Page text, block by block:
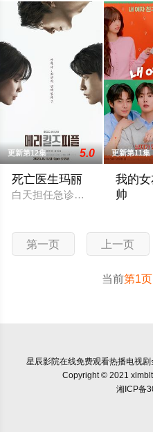
更新第12集 5.0
死亡医生玛丽
白天担任急诊室医生的单身母
更新第11集
我的
帅
第一页 上一页
当前第1页
星辰影院在线免费观看热播电视
Copyright © 2021
湘ICP备